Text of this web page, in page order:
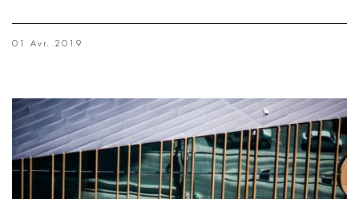
01 Avr. 2019